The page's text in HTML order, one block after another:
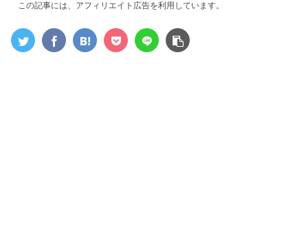
この記事には、アフィリエイト広告を利用しています。